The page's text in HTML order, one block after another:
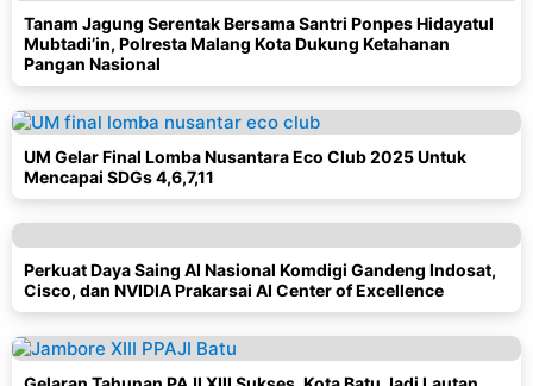
Tanam Jagung Serentak Bersama Santri Ponpes Hidayatul
Mubtadi’in, Polresta Malang Kota Dukung Ketahanan
Pangan Nasional
UM Gelar Final Lomba Nusantara Eco Club 2025 Untuk
Mencapai SDGs 4,6,7,11
Perkuat Daya Saing AI Nasional Komdigi Gandeng Indosat,
Cisco, dan NVIDIA Prakarsai AI Center of Excellence